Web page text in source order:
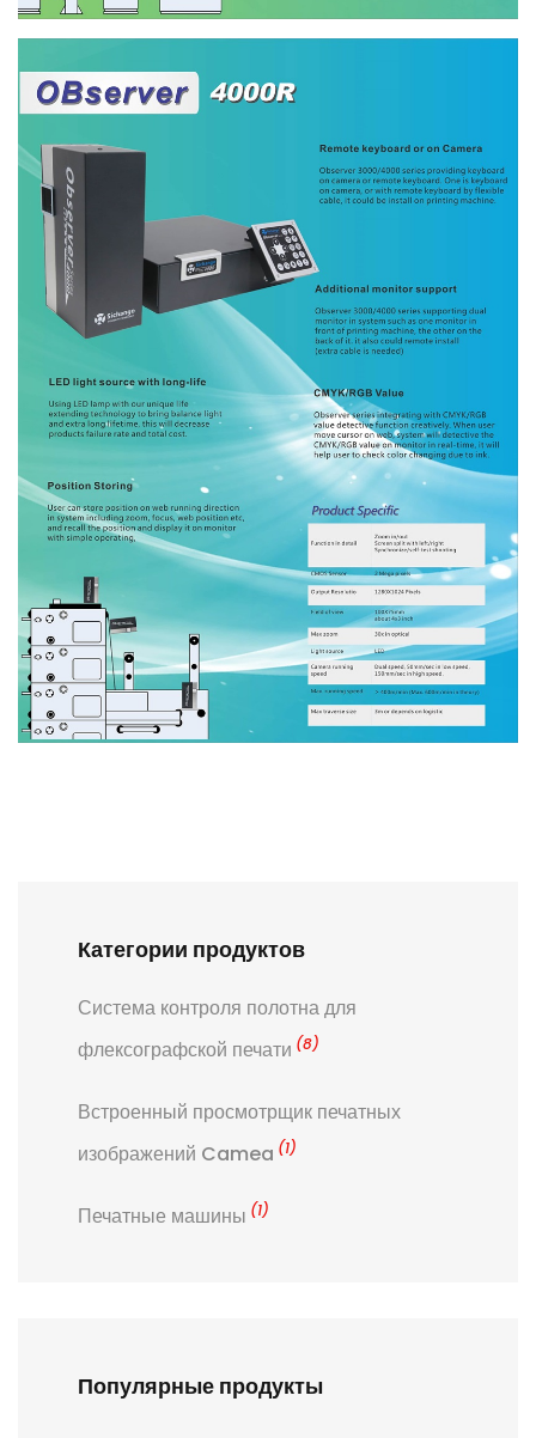
Категории продуктов
Система контроля полотна для
флексографской печати (8)
Встроенный просмотрщик печатных
изображений Camea (1)
Печатные машины (1)
Популярные продукты